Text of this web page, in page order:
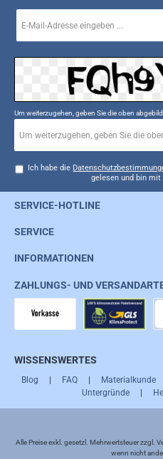
Mail-
*
Um weiterzugehen, geben Sie die oben
Ich habe die
gelesen und bin mit
SERVICE-HOTLINE
SERVICE
INFORMATIONEN
ZAHLUNGS- UND
WISSENSWERTES
Blog | FAQ | Materialkunde
Untergründe|
Alle Preise exkl. gesetzl. Mehrwertsteuer zzgl.
wenn nicht